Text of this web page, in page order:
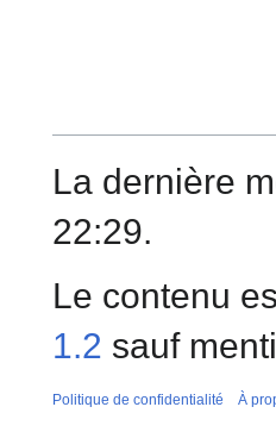
La dernière
22:29.
Le contenu
1.2 sauf
Politique de confidentialité À